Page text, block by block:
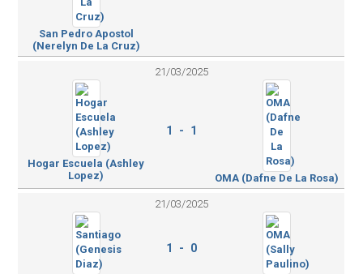
San Pedro Apostol
(Nerelyn De La Cruz)
21/03/2025
Hogar Escuela (Ashley
Lopez)
1 - 1
OMA (Dafne De La Rosa)
21/03/2025
1 - 0